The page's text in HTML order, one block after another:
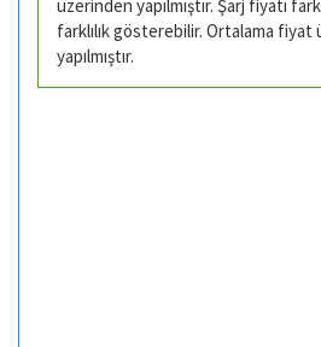
üzerinden yapılmıştır. Şarj fiyatı
farklılık gösterebilir. Ortalama
yapılmıştır.